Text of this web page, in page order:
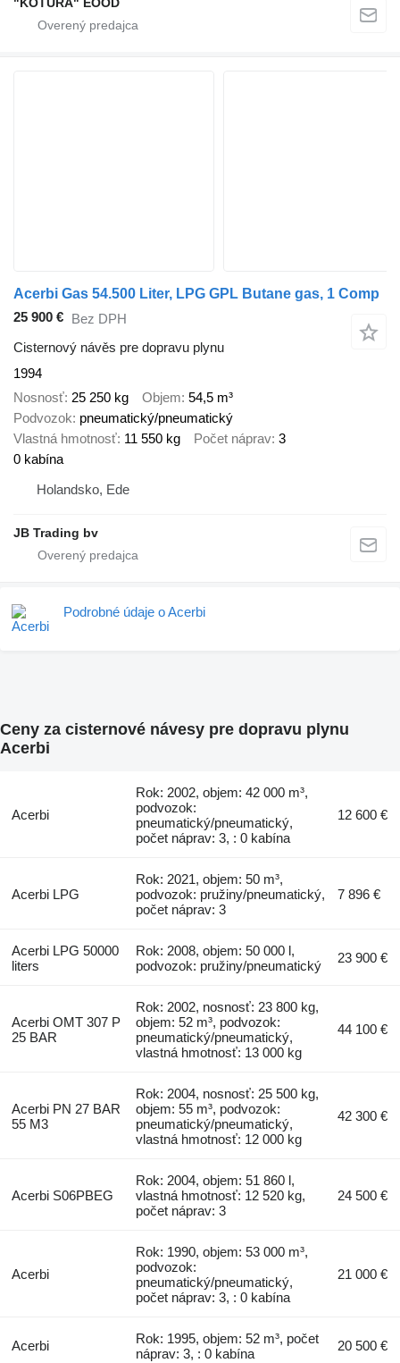
Acerbi Gas 54.500 Liter, LPG GPL Butane gas, 1 Comp
25 900 € Bez DPH
Cisternový návěs pre dopravu plynu
1994
Nosnosť 25 250 kg Objem 54,5 m³
Podvozok pneumatický/pneumatický
Vlastná hmotnosť 11 550 kg Počet náprav 3
0 kabína
Holandsko, Ede
JB Trading bv
Podrobné údaje o Acerbi
Ceny za cisternové návesy pre dopravu plynu
Acerbi
Acerbi
Rok: 2002, objem: 42 000 m³,
podvozok:
pneumatický/pneumatický,
počet náprav: 3, : 0 kabína
12 600 €
Acerbi LPG
Rok: 2021, objem: 50 m³,
podvozok: pružiny/pneumatický,
počet náprav: 3
7 896 €
Acerbi LPG 50000
liters
Rok: 2008, objem: 50 000 l,
podvozok: pružiny/pneumatický
23 900 €
Acerbi OMT 307 P
25 BAR
Rok: 2002, nosnosť: 23 800 kg,
objem: 52 m³, podvozok:
pneumatický/pneumatický,
vlastná hmotnosť: 13 000 kg
44 100 €
Acerbi PN 27 BAR
55 M3
Rok: 2004, nosnosť: 25 500 kg,
objem: 55 m³, podvozok:
pneumatický/pneumatický,
vlastná hmotnosť: 12 000 kg
42 300 €
Acerbi S06PBEG
Rok: 2004, objem: 51 860 l,
vlastná hmotnosť: 12 520 kg,
počet náprav: 3
24 500 €
Acerbi
Rok: 1990, objem: 53 000 m³,
podvozok:
pneumatický/pneumatický,
počet náprav: 3, : 0 kabína
21 000 €
Acerbi
Rok: 1995, objem: 52 m³, počet
náprav: 3, : 0 kabína
20 500 €